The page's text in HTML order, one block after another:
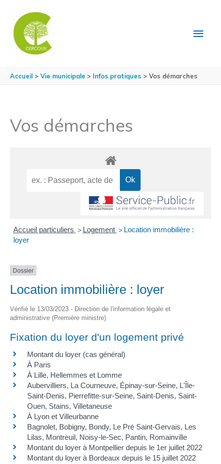
Accueil Vie municipale Infos pratiques Vos démarches
Vos démarches
Accueil particuliers > Logement > Location immobilière :
loyer
Dossier
Location immobilière : loyer
Vérifié le 13/03/2023 - Direction de l'information légale et
administrative (Première ministre)
Fixation du loyer d'un logement privé
Montant du loyer (cas général)
À Paris
À Lille, Hellemmes et Lomme
Aubervilliers, La Courneuve, Épinay-sur-Seine, L'Île-
Saint-Denis, Pierrefitte-sur-Seine, Saint-Denis, Saint-
Ouen, Stains, Villetaneuse
À Lyon et Villeurbanne
Bagnolet, Bobigny, Bondy, Le Pré Saint-Gervais, Les
Lilas, Montreuil, Noisy-le-Sec, Pantin, Romainville
Montant du loyer à Montpellier depuis le 1er juillet 2022
Montant du loyer à Bordeaux depuis le 15 juillet 2022